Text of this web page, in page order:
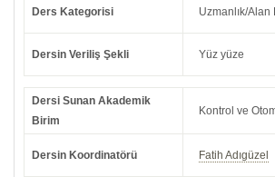
Ders Kategorisi Uzmanlık/Alan
Dersin Veriliş Şekli Yüz yüze
Dersi Sunan Akademik
Birim
Kontrol ve
Dersin Koordinatörü Fatih Adıgüzel